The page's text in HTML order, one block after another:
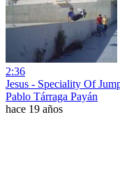
2:36
Jesus - Speciality Of
Pablo Tárraga Payán
hace 19 años